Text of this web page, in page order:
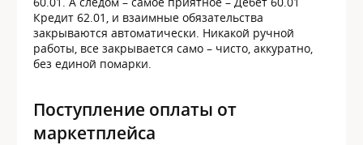
Кредит 62.01, и взаимные обязательства
закрываются автоматически. Никакой ручной
работы, все закрывается само – чисто, аккуратно,
без единой помарки.
Поступление оплаты от
маркетплейса